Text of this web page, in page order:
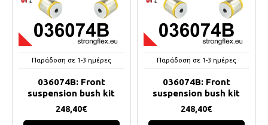
Παράδοση σε 1-3 ημέρες
036074B: Front
suspension bush kit
248,40€
Παράδοση σε 1-3 ημέρες
036074B: Front
suspension bush kit
248,40€